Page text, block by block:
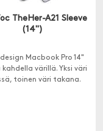
TheHer-A21 Sleeve
(14")
Macbook Pro 14"
kahdella värillä. Yksi väri
toinen väri takana.